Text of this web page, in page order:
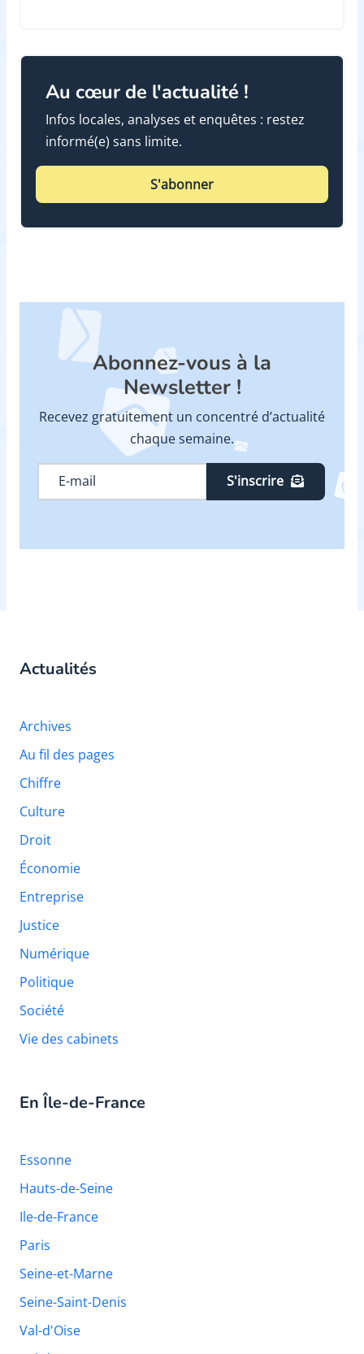
Au cœur de l'actualité !
Infos locales, analyses et enquêtes : restez
informé(e) sans limite.
S'abonner
Abonnez-vous à la
Newsletter !
Recevez gratuitement un concentré d’actualité
chaque semaine.
S'inscrire
Actualités
Archives
Au fil des pages
Chiffre
Culture
Droit
Économie
Entreprise
Justice
Numérique
Politique
Société
Vie des cabinets
En Île-de-France
Essonne
Hauts-de-Seine
Ile-de-France
Paris
Seine-et-Marne
Seine-Saint-Denis
Val-d'Oise